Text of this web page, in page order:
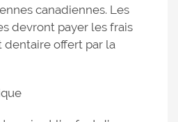
canadiennes. Les
devront payer les frais
dentaire offert par la